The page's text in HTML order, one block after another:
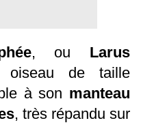
, ou Larus
de taille
à son manteau
, très répandu sur